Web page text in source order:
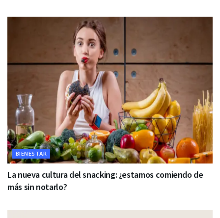
BIENESTAR
La nueva cultura del snacking: ¿estamos comiendo de
más sin notarlo?